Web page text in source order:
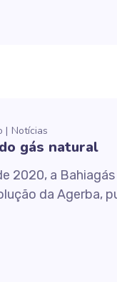
Notícias
gás natural
2020, a
da Agerba,